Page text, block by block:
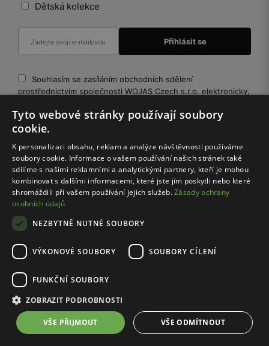
Dětská kolekce
Souhlasím se zasíláním obchodních sdělení
prostřednictvím společnosti WOJAS Czech s.r.o. elektronicky,
odosielaním newslettera je Wojas S.A. Více informací o zpracování
údajů, vrátane tvojich práv, nájdeš v Zásadách ochrany osobných
Klub Wojas
Tyto webové stránky používají soubory
cookie.
K personalizaci obsahu, reklam a analýze návštěvnosti používáme
soubory cookie. Informace o vašem používání našich stránek také
sdílíme s našimi reklamními a analytickými partnery, kteří je mohou
kombinovat s dalšími informacemi, které jste jim poskytli nebo které
shromáždili při vašem používání jejich služeb.Zásady ochrany
osobních údajů
NEZBYTNĚ NUTNÉ SOUBORY
VÝKONOVÉ SOUBORY SOUBORY CÍLENÍ
FUNKČNÍ SOUBORY
ZOBRAZIT PODROBNOSTI
VŠE PŘIJMOUT VŠE ODMÍTNOUT